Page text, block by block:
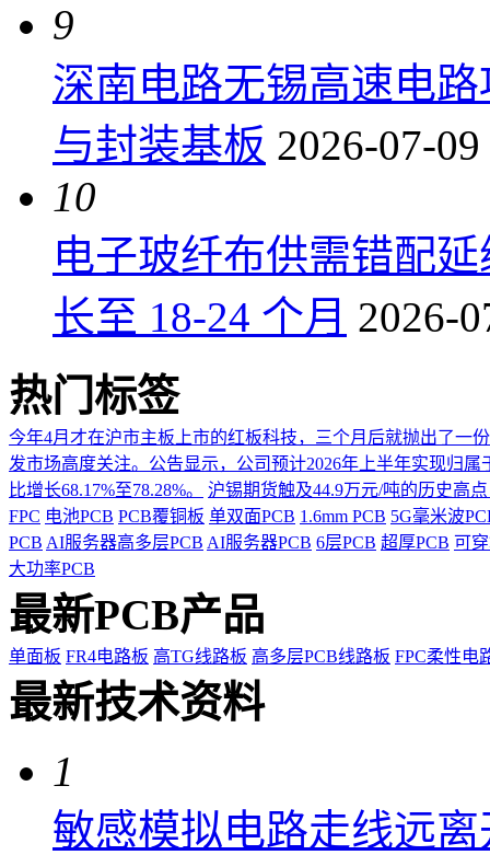
9
深南电路无锡高速电
与封装基板 2026-07-09
10
电子玻纤布供需错配
长至 18-24 个月 2026-
热门标签
今年4月才在沪市主板上市的红板科技，三个月后就抛出了一
发市场高度关注。公告显示，公司预计2026年上半年实现归
比增长68.17%至78.28%。
沪锡期货触及44.9万元/吨的历史高
FPC 电池PCB PCB覆铜板 单双面PCB 1.6mm PCB 5G毫米波
PCB AI服务器高多层PCB AI服务器PCB 6层PCB 超厚PCB 可
大功率PCB
最新PCB产品
单面板 FR4电路板 高TG线路板 高多层PCB线路板 FPC柔性电
最新技术资料
1
敏感模拟电路走线远